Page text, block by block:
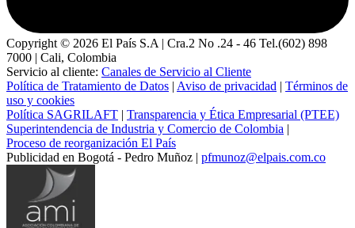
Copyright © 2026 El País S.A | Cra.2 No .24 - 46 Tel.(602) 898
7000 | Cali, Colombia
Servicio al cliente: Canales de Servicio al Cliente
Política de Tratamiento de Datos | Aviso de privacidad | Términos de
uso y cookies
Política SAGRILAFT | Transparencia y Ética Empresarial (PTEE)
Superintendencia de Industria y Comercio de Colombia |
Proceso de reorganización El País
Publicidad en Bogotá - Pedro Muñoz | pfmunoz@elpais.com.co